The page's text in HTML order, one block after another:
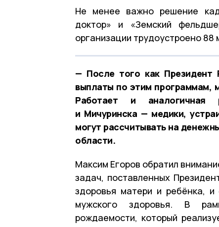
Не менее важно решение
доктор» и «Земский
организации трудоустроено 88
— После того как Президент
выплаты по этим программам,
Работает и аналогичная
и Мичуринска — медики,
могут рассчитывать на
области.
Максим Егоров обратил
задач, поставленных
здоровья матери и ребёнка,
мужского здоровья. В
рождаемости, который